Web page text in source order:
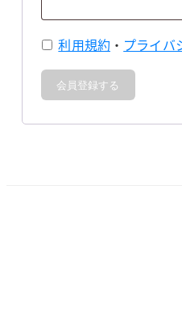
利用規約 ・ プライバ
会員登録する